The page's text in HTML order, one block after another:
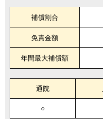
補償割合
免責金額
年間最大補償額
通院
○